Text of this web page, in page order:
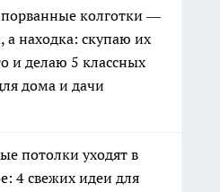
колготки —
а находка: скупаю их
и делаю 5 классных
дома и дачи
потолки уходят в
4 свежих идеи для